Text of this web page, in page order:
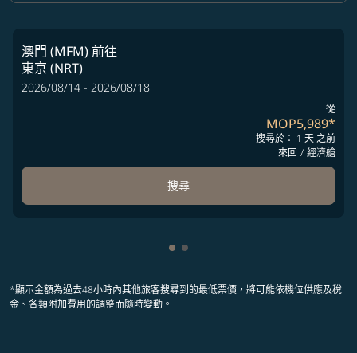
澳門 (MFM)前往
東京 (NRT)
2026/08/14 - 2026/08/18
從
MOP5,989*
搜尋於： 1 天 之前
來回 / 經濟艙
搜尋
顯示 cmp-pagination-
顯示 cmp-pagination-
*顯示金額為過去48小時內其他旅客搜尋到的最低票價，將可能依機位供應及稅
金、各類附加費用的調整而隨時變動。